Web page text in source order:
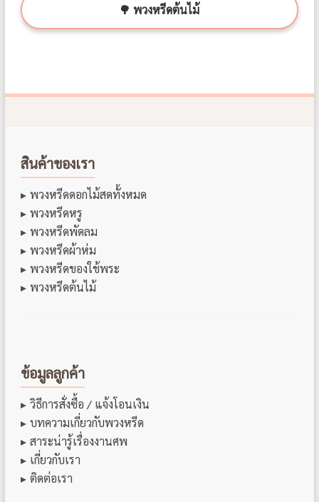
🌳 พวงหรีดต้นไม้
สินค้าของเรา
พวงหรีดดอกไม้สดทั้งหมด
พวงหรีดหรู
พวงหรีดพัดลม
พวงหรีดผ้าห่ม
พวงหรีดของใช้พระ
พวงหรีดต้นไม้
ข้อมูลลูกค้า
วิธีการสั่งซื้อ / แจ้งโอนเงิน
บทความเกี่ยวกับพวงหรีด
สาระน่ารู้เรื่องงานศพ
เกี่ยวกับเรา
ติดต่อเรา